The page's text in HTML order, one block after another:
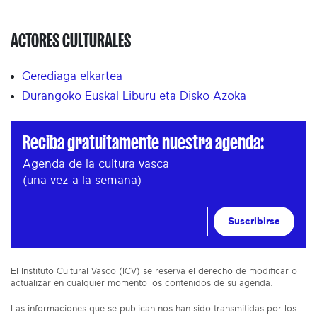
ACTORES CULTURALES
Gerediaga elkartea
Durangoko Euskal Liburu eta Disko Azoka
Reciba gratuitamente nuestra agenda:
Agenda de la cultura vasca
(una vez a la semana)
Suscribirse
El Instituto Cultural Vasco (ICV) se reserva el derecho de modificar o
actualizar en cualquier momento los contenidos de su agenda.
Las informaciones que se publican nos han sido transmitidas por los